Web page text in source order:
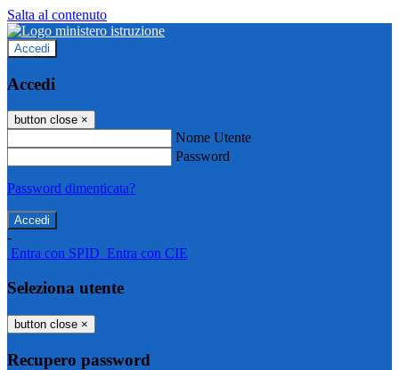
Salta al contenuto
Accedi
Accedi
button close ×
Nome Utente
Password
Password dimenticata?
-
Entra con SPID Entra con CIE
Seleziona utente
button close ×
Recupero password